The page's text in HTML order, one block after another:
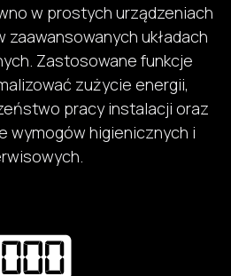
w prostych urządzeniach
zaawansowanych układach
Zastosowane funkcje
zużycie energii,
pracy instalacji oraz
wymogów higienicznych i